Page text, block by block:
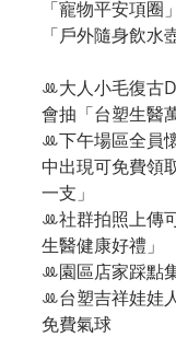
「寵物平安項圈
「戶外隨身飲水
ꔛ大人小毛復古
會抽「台塑生醫
ꔛ下午場區全員
中出現可免費領
一支」
ꔛ社群拍照上傳
生醫健康好禮」
ꔛ園區店家踩點
ꔛ台塑吉祥娃娃
免費氣球